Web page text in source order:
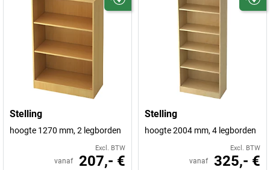
Stelling
hoogte 1270 mm, 2 legborden
Excl. BTW
vanaf 207,- €
Stelling
hoogte 2004 mm, 4 legborden
Excl. BTW
vanaf 325,- €